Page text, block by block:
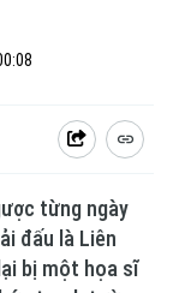
từng ngày
đấu là Liên
bị một họa sĩ